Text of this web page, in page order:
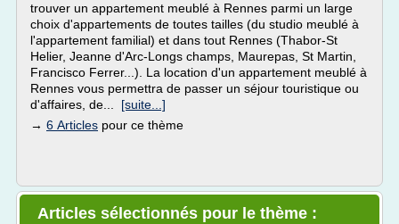
trouver un appartement meublé à Rennes parmi un large
choix d'appartements de toutes tailles (du studio meublé à
l'appartement familial) et dans tout Rennes (Thabor-St
Helier, Jeanne d'Arc-Longs champs, Maurepas, St Martin,
Francisco Ferrer...). La location d'un appartement meublé à
Rennes vous permettra de passer un séjour touristique ou
d'affaires, de... [suite...]
→ 6 Articles pour ce thème
Articles sélectionnés pour le thème :